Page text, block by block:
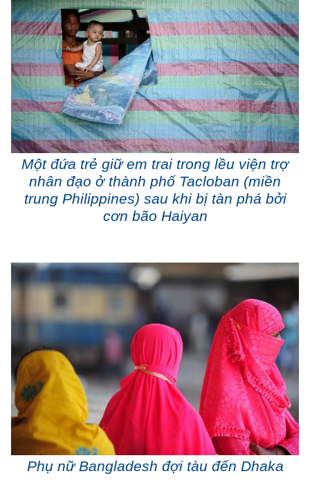
Một đứa trẻ giữ em trai trong lều viện trợ
nhân đạo ở thành phố Tacloban (miền
trung Philippines) sau khi bị tàn phá bởi
cơn bão Haiyan
Phụ nữ Bangladesh đợi tàu đến Dhaka